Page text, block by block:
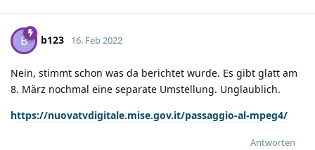
B b123 16. Feb 2022
Nein, stimmt schon was da berichtet wurde. Es gibt glatt am
8. März nochmal eine separate Umstellung. Unglaublich.
https://nuovatvdigitale.mise.gov.it/passaggio-al-mpeg4/
Antworten